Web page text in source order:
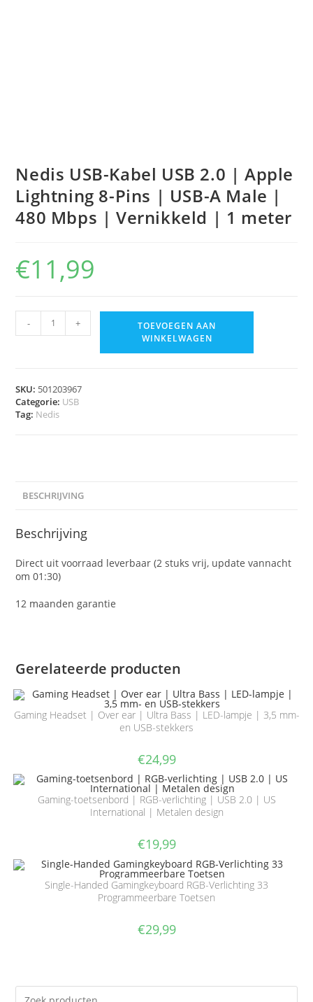
Nedis USB-Kabel USB 2.0 | Apple
Lightning 8-Pins | USB-A Male |
480 Mbps | Vernikkeld | 1 meter
€11,99
- +
TOEVOEGEN AAN
WINKELWAGEN
SKU: 501203967
Categorie: USB
Tag: Nedis
BESCHRIJVING
Beschrijving
Direct uit voorraad leverbaar (2 stuks vrij, update vannacht
om 01:30)
12 maanden garantie
Gerelateerde producten
Gaming Headset | Over ear | Ultra Bass | LED-lampje | 3,5 mm-
en USB-stekkers
€24,99
Gaming-toetsenbord | RGB-verlichting | USB 2.0 | US
International | Metalen design
€19,99
Single-Handed Gamingkeyboard RGB-Verlichting 33
Programmeerbare Toetsen
€29,99